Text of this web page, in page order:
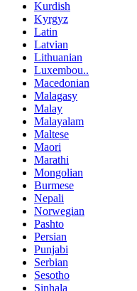
Kurdish
Kyrgyz
Latin
Latvian
Lithuanian
Luxembou..
Macedonian
Malagasy
Malay
Malayalam
Maltese
Maori
Marathi
Mongolian
Burmese
Nepali
Norwegian
Pashto
Persian
Punjabi
Serbian
Sesotho
Sinhala